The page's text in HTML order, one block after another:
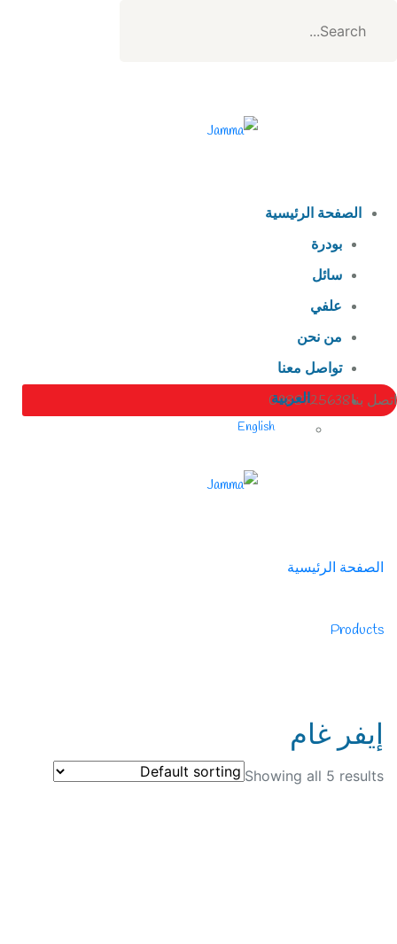
الصفحة الرئيسية
بودرة
سائل
علفي
من نحن
تواصل معنا
العربية
English
اتصل بنا0988725638
الصفحة الرئيسية
Products
إيفر غام
Showing all 5 results